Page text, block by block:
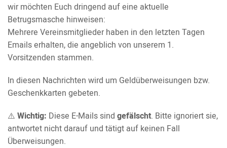
wir möchten Euch dringend auf eine aktuelle
Betrugsmasche hinweisen:
Mehrere Vereinsmitglieder haben in den letzten Tagen
Emails erhalten, die angeblich von unserem 1.
Vorsitzenden stammen.
In diesen Nachrichten wird um Geldüberweisungen bzw.
Geschenkkarten gebeten.
⚠️ Wichtig: Diese E-Mails sind gefälscht. Bitte ignoriert sie,
antwortet nicht darauf und tätigt auf keinen Fall
Überweisungen.